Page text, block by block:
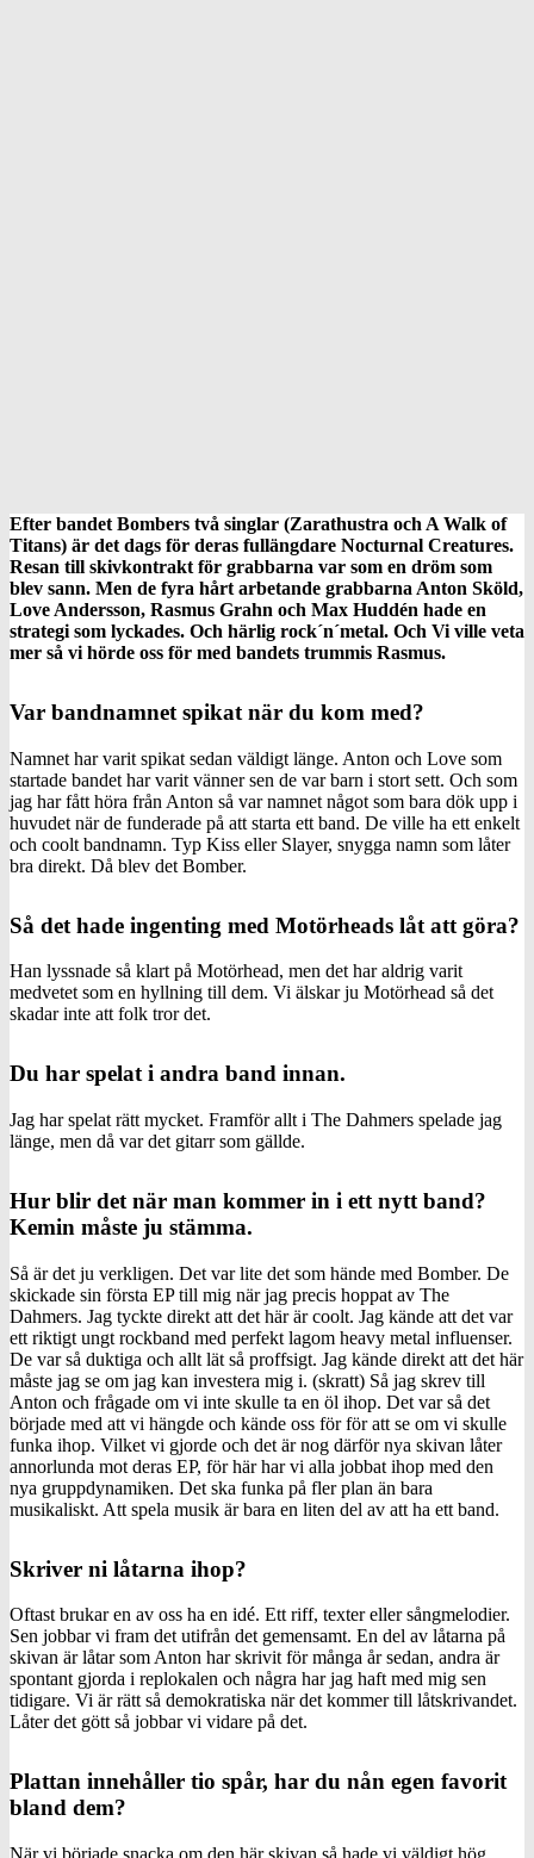
Efter bandet Bombers två singlar (Zarathustra och A Walk of
Titans) är det dags för deras fullängdare Nocturnal Creatures.
Resan till skivkontrakt för grabbarna var som en dröm som
blev sann. Men de fyra hårt arbetande grabbarna Anton Sköld,
Love Andersson, Rasmus Grahn och Max Huddén hade en
strategi som lyckades. Och härlig rock´n´metal. Och Vi ville veta
mer så vi hörde oss för med bandets trummis Rasmus.
Var bandnamnet spikat när du kom med?
Namnet har varit spikat sedan väldigt länge. Anton och Love som
startade bandet har varit vänner sen de var barn i stort sett. Och som
jag har fått höra från Anton så var namnet något som bara dök upp i
huvudet när de funderade på att starta ett band. De ville ha ett enkelt
och coolt bandnamn. Typ Kiss eller Slayer, snygga namn som låter
bra direkt. Då blev det Bomber.
Så det hade ingenting med Motörheads låt att göra?
Han lyssnade så klart på Motörhead, men det har aldrig varit
medvetet som en hyllning till dem. Vi älskar ju Motörhead så det
skadar inte att folk tror det.
Du har spelat i andra band innan.
Jag har spelat rätt mycket. Framför allt i The Dahmers spelade jag
länge, men då var det gitarr som gällde.
Hur blir det när man kommer in i ett nytt band?
Kemin måste ju stämma.
Så är det ju verkligen. Det var lite det som hände med Bomber. De
skickade sin första EP till mig när jag precis hoppat av The
Dahmers. Jag tyckte direkt att det här är coolt. Jag kände att det var
ett riktigt ungt rockband med perfekt lagom heavy metal influenser.
De var så duktiga och allt lät så proffsigt. Jag kände direkt att det här
måste jag se om jag kan investera mig i. (skratt) Så jag skrev till
Anton och frågade om vi inte skulle ta en öl ihop. Det var så det
började med att vi hängde och kände oss för för att se om vi skulle
funka ihop. Vilket vi gjorde och det är nog därför nya skivan låter
annorlunda mot deras EP, för här har vi alla jobbat ihop med den
nya gruppdynamiken. Det ska funka på fler plan än bara
musikaliskt. Att spela musik är bara en liten del av att ha ett band.
Skriver ni låtarna ihop?
Oftast brukar en av oss ha en idé. Ett riff, texter eller sångmelodier.
Sen jobbar vi fram det utifrån det gemensamt. En del av låtarna på
skivan är låtar som Anton har skrivit för många år sedan, andra är
spontant gjorda i replokalen och några har jag haft med mig sen
tidigare. Vi är rätt så demokratiska när det kommer till låtskrivandet.
Låter det gött så jobbar vi vidare på det.
Plattan innehåller tio spår, har du nån egen favorit
bland dem?